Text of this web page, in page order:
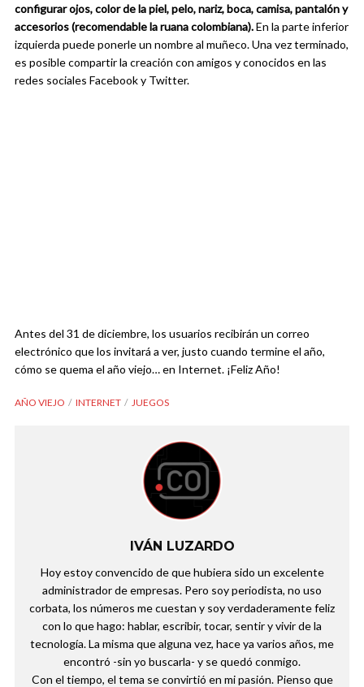
configurar ojos, color de la piel, pelo, nariz, boca, camisa, pantalón y
accesorios (recomendable la ruana colombiana).En la parte inferior
izquierda puede ponerle un nombre al muñeco. Una vez terminado,
es posible compartir la creación con amigos y conocidos en las
redes sociales Facebook y Twitter.
Antes del 31 de diciembre, los usuarios recibirán un correo
electrónico que los invitará a ver, justo cuando termine el año,
cómo se quema el año viejo… en Internet. ¡Feliz Año!
AÑO VIEJO INTERNET JUEGOS
IVÁN LUZARDO
Hoy estoy convencido de que hubiera sido un excelente
administrador de empresas. Pero soy periodista, no uso
corbata, los números me cuestan y soy verdaderamente feliz
con lo que hago: hablar, escribir, tocar, sentir y vivir de la
tecnología. La misma que alguna vez, hace ya varios años, me
encontró -sin yo buscarla- y se quedó conmigo.
Con el tiempo, el tema se convirtió en mi pasión. Pienso que